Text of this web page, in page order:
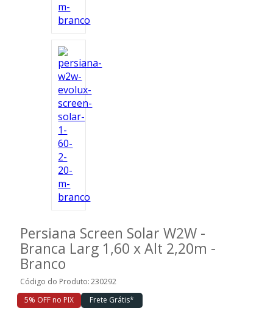
Ferramentas
PROMOÇÃO
Persiana Screen Solar W2W -
Branca Larg 1,60 x Alt 2,20m -
Branco
Código do Produto: 230292
5% OFF no PIX
Frete Grátis*